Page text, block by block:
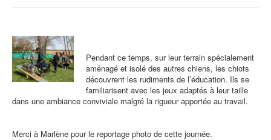
Pendant ce temps, sur leur terrain spécialement
aménagé et isolé des autres chiens, les chiots
découvrent les rudiments de l’éducation. Ils se
familiarisent avec les jeux adaptés à leur taille
dans une ambiance conviviale malgré la rigueur apportée au travail.
Merci à Marlène pour le reportage photo de cette journée.